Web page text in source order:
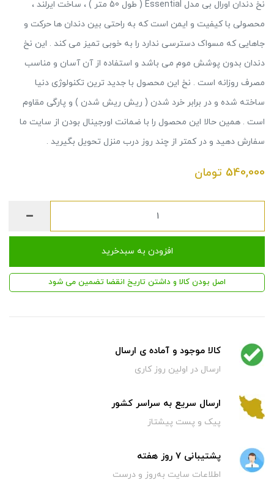
نخ دندان اورال بی مدل Essential ( طول 50 متر ) ، ساخت ایرلند ،
محصولی با کیفیت و ایمن است که به راحتی بین دندان ها حرکت و
جاهایی که مسواک دسترسی ندارد را به خوبی تمیز می کند . این نخ
دندان بدون پوشش موم می باشد و استفاده از آن آسان و مناسب
مصرف روزانه است . نخ این محصول با جدید ترین تکنولوژی دنیا
ساخته شده و در برابر خرد شدن ( ریش ریش شدن ) و پارگی مقاوم
است . همین حالا این محصول را با ضمانت اورجینال بودن از سایت ما
سفارش دهید و در کمتر از چند روز درب منزل تحویل بگیرید .
540,000 تومان
افزودن به سبدخرید
اصل بودن کالا و داشتن تاریخ انقضا تضمین می شود
کالا موجود و آماده ی ارسال
ارسال در اولین روز کاری
ارسال سریع به سراسر کشور
پیک و پست پیشتاز
پشتیبانی 7 روز هفته
اطلاعات سایت به‌روز و درست